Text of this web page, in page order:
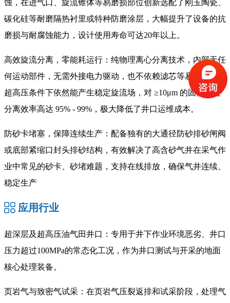
蚀，在进气口、旋流锥体等易磨损部位创新选配了刚玉陶瓷、
碳化硅等耐磨隔热衬里或特种防磨涂层，大幅提升了设备的抗
磨损与耐腐蚀能力，设计使用寿命可达20年以上。
高效旋流分离，零能耗运行 ：纯物理离心分离技术，内部无任
何运动部件，无需外接电力驱动，也不依赖滤芯等易耗品。在
超高压条件下依然能产生稳定旋流场，对 ≥10μm 的固体颗粒
分离效率高达 95% - 99%，极大降低了井口运维成本。
防砂卡堵塞，保障连续生产 ：配备独有的大通径防砂排砂闸阀
或底部紧缩口封头排砂结构，有效解决了高含砂气井在采气作
业中常见的砂卡、砂堵难题，支持在线排放，确保气井连续、
稳定生产
应用行业
超深层及超高压油气田井口：专用于井下作业环境恶劣、井口
压力超过100MPa的常态化工况，作为井口测试与开采的地面
核心处理装备。
页岩气与致密气试采：在页岩气压裂返排和试采阶段，处理气